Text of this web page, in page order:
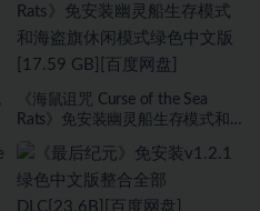
《海鼠诅咒 Curse of the Sea
Rats》免安装幽灵船生存模式和
GB][百度网盘]